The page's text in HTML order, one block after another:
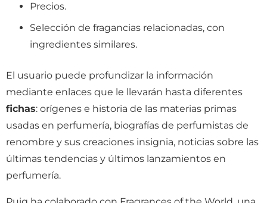
Precios.
Selección de fragancias relacionadas, con
ingredientes similares.
El usuario puede profundizar la información
mediante enlaces que le llevarán hasta diferentes
fichas: orígenes e historia de las materias primas
usadas en perfumería, biografías de perfumistas de
renombre y sus creaciones insignia, noticias sobre las
últimas tendencias y últimos lanzamientos en
perfumería.